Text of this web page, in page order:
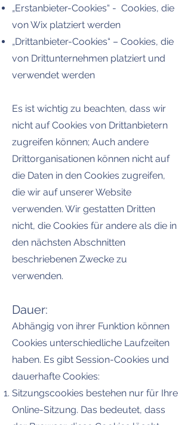
„Erstanbieter-Cookies“ - Cookies, die
von Wix platziert werden
„Drittanbieter-Cookies“ – Cookies, die
von Drittunternehmen platziert und
verwendet werden
Es ist wichtig zu beachten, dass wir
nicht auf Cookies von Drittanbietern
zugreifen können; Auch andere
Drittorganisationen können nicht auf
die Daten in den Cookies zugreifen,
die wir auf unserer Website
verwenden. Wir gestatten Dritten
nicht, die Cookies für andere als die in
den nächsten Abschnitten
beschriebenen Zwecke zu
verwenden.
Dauer:
Abhängig von ihrer Funktion können
Cookies unterschiedliche Laufzeiten
haben. Es gibt Session-Cookies und
dauerhafte Cookies:
Sitzungscookies bestehen nur für Ihre
Online-Sitzung. Das bedeutet, dass